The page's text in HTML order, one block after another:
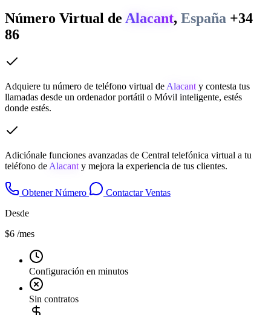
Número Virtual de Alacant, España +34
86
Adquiere tu número de teléfono virtual deAlacant y contesta tus
llamadas desde un ordenador portátil o Móvil inteligente, estés
donde estés.
Adiciónale funciones avanzadas de Central telefónica virtual a tu
teléfono deAlacant y mejora la experiencia de tus clientes.
Obtener Número
Contactar Ventas
Desde
$6 /mes
Configuración en minutos
Sin contratos